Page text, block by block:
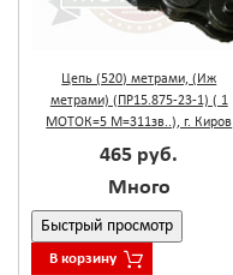
Цепь (520) метрами, (Иж
метрами) (ПР15.875-23-1) ( 1
МОТОК=5 М=311зв..), г. Киров
465 руб.
Много
Быстрый просмотр
В корзину